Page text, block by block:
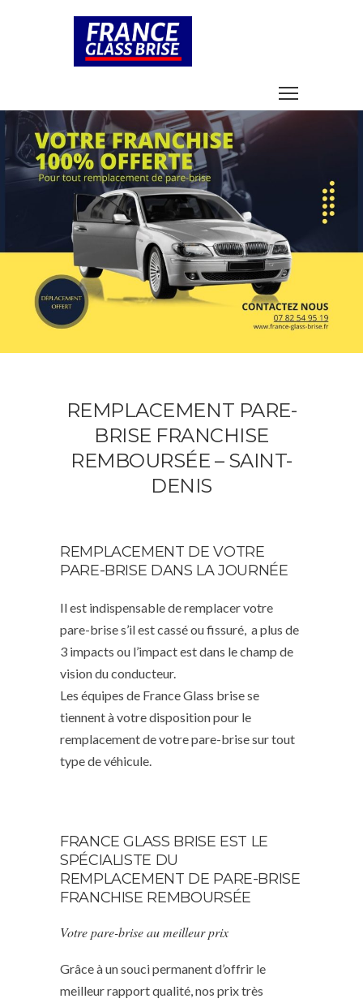
REMPLACEMENT PARE-
BRISE FRANCHISE
REMBOURSÉE – SAINT-
DENIS
REMPLACEMENT DE VOTRE
PARE-BRISE DANS LA JOURNÉE
Il est indispensable de remplacer votre
pare-brise s’il est cassé ou fissuré, a plus de
3 impacts ou l’impact est dans le champ de
vision du conducteur.
Les équipes de France Glass brise se
tiennent à votre disposition pour le
remplacement de votre pare-brise sur tout
type de véhicule.
FRANCE GLASS BRISE EST LE
SPÉCIALISTE DU
REMPLACEMENT DE PARE-BRISE
FRANCHISE REMBOURSÉE
Votre pare-brise au meilleur prix
Grâce à un souci permanent d’offrir le
meilleur rapport qualité, nos prix très